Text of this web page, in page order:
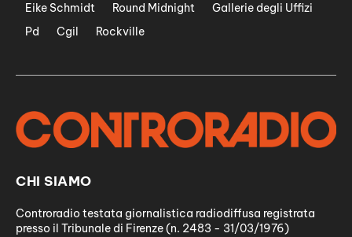
Eike Schmidt
Round Midnight
Gallerie degli Uffizi
Pd
Cgil Rockville
CHI SIAMO
Controradio testata giornalistica radiodiffusa registrata
presso il Tribunale di Firenze (n. 2483 - 31/03/1976)